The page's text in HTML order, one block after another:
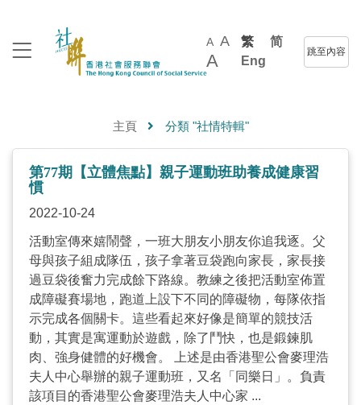
A A
A
繁
简
Eng
跳至內容
主頁 分類 "社情特輯"
第77期【立體焦點】親子運動班助養成健康習
慣
2022-10-24
活動室傳來嬉鬧聲，一班大朋友小朋友你追我逐。父
母與孩子組成隊伍，孩子拿著豆袋跑向家長，家長接
過豆袋後奮力完成餘下路線。教練之後把活動室佈置
成障礙賽場地，跑道上設下不同的障礙物，每隊依指
示完成各個關卡。這些看起來好像是簡單的競技活
動，其實是寓運動於遊戲，除了鬥快，也是鍛鍊肌
肉、強身健體的好機會。 上述是由香港聖公會麥理浩
夫人中心舉辦的親子運動班，又名「同樂日」。負責
該項目的香港聖公會麥理浩夫人中心家 ...